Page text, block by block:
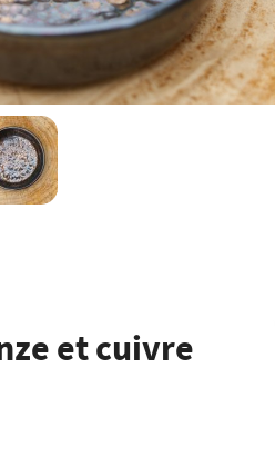
et cuivre